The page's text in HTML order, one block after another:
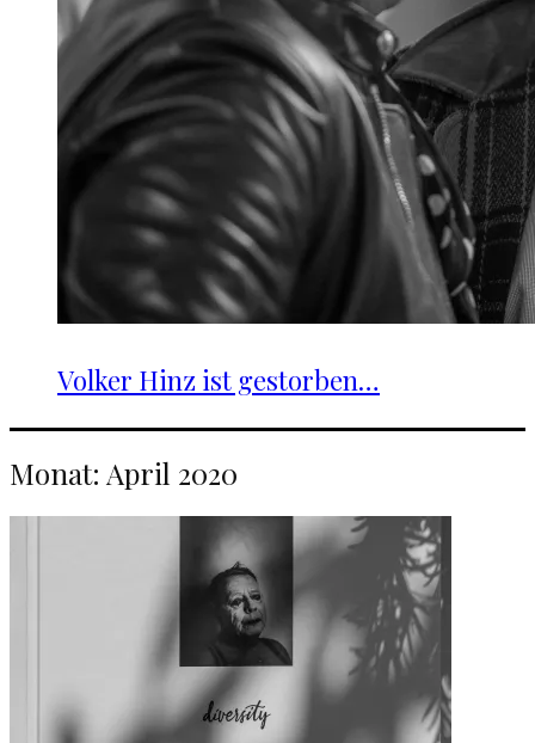
Volker Hinz ist gestorben…
Monat: April 2020